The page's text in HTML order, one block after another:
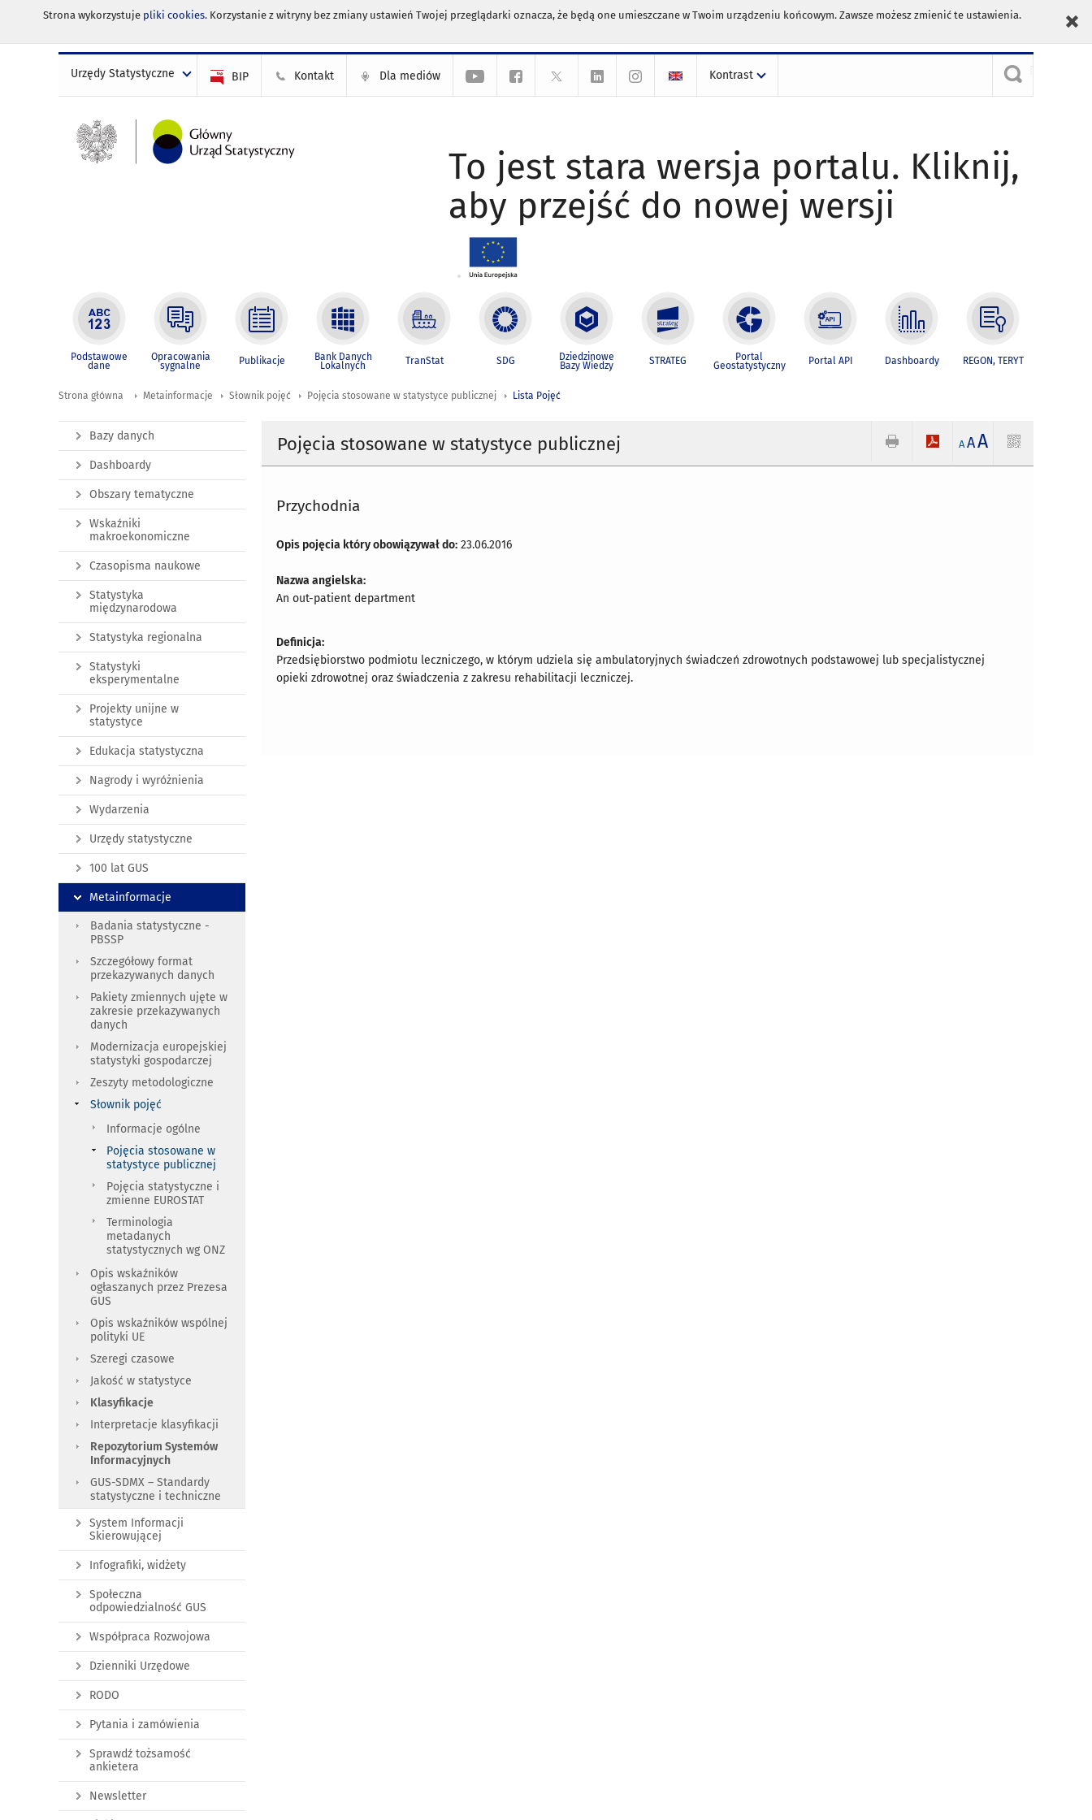
Strona wykorzystuje pliki cookies. Korzystanie z witryny bez zmiany ustawień Twojej przeglądarki oznacza, że będą one umieszczane w Twoim urządzeniu końcowym. Zawsze możesz zmienić te ustawienia.
Urzędy Statystyczne BIP Kontakt Dla mediów Kontrast
To jest stara wersja portalu. Kliknij,
aby przejść do nowej wersji
Podstawowe
dane
Opracowania
sygnalne Publikacje Bank Danych
Lokalnych TranStat SDG Dziedzinowe
Bazy Wiedzy STRATEG Portal
Geostatystyczny Portal API Dashboardy REGON, TERYT
Strona główna Metainformacje Słownik pojęć Pojęcia stosowane w statystyce publicznej Lista Pojęć
Pojęcia stosowane w statystyce publicznej A AA
Przychodnia
Opis pojęcia który obowiązywał do: 23.06.2016
Nazwa angielska:
An out-patient department
Definicja:
Przedsiębiorstwo podmiotu leczniczego, w którym udziela się ambulatoryjnych świadczeń zdrowotnych podstawowej lub specjalistycznej
opieki zdrowotnej oraz świadczenia z zakresu rehabilitacji leczniczej.
Bazy danych
Dashboardy
Obszary tematyczne
Wskaźniki
makroekonomiczne
Czasopisma naukowe
Statystyka
międzynarodowa
Statystyka regionalna
Statystyki
eksperymentalne
Projekty unijne w
statystyce
Edukacja statystyczna
Nagrody i wyróżnienia
Wydarzenia
Urzędy statystyczne
100 lat GUS
Metainformacje
Badania statystyczne -
PBSSP
Szczegółowy format
przekazywanych danych
Pakiety zmiennych ujęte w
zakresie przekazywanych
danych
Modernizacja europejskiej
statystyki gospodarczej
Zeszyty metodologiczne
Słownik pojęć
Informacje ogólne
Pojęcia stosowane w
statystyce publicznej
Pojęcia statystyczne i
zmienne EUROSTAT
Terminologia
metadanych
statystycznych wg ONZ
Opis wskaźników
ogłaszanych przez Prezesa
GUS
Opis wskaźników wspólnej
polityki UE
Szeregi czasowe
Jakość w statystyce
Klasyfikacje
Interpretacje klasyfikacji
Repozytorium Systemów
Informacyjnych
GUS-SDMX – Standardy
statystyczne i techniczne
System Informacji
Skierowującej
Infografiki, widżety
Społeczna
odpowiedzialność GUS
Współpraca Rozwojowa
Dzienniki Urzędowe
RODO
Pytania i zamówienia
Sprawdź tożsamość
ankietera
Newsletter